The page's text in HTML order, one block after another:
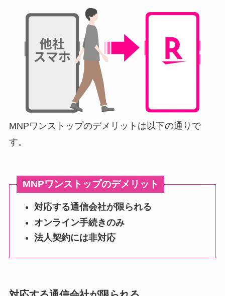
MNPワンストップのデメリットは以下の通りで
す。
MNPワンストップのデメリット
対応する通信会社が限られる
オンライン手続きのみ
法人契約には非対応